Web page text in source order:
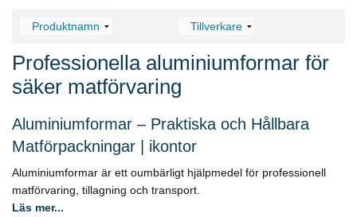
Professionella aluminiumformar för
säker matförvaring
Aluminiumformar – Praktiska och Hållbara
Matförpackningar | ikontor
Aluminiumformar är ett oumbärligt hjälpmedel för professionell
matförvaring, tillagning och transport.
Läs mer...